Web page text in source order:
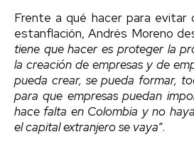
Frente a qué hacer para evitar
estanflación, Andrés Moreno
tiene que hacer es proteger la
la creación de empresas y de
pueda crear, se pueda formar,
para que empresas puedan
hace falta en Colombia y no
el capital extranjero se vaya”.